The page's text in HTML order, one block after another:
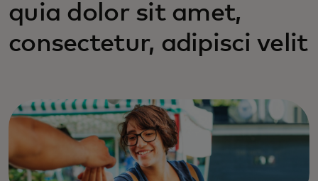
quia dolor sit amet,
consectetur, adipisci velit